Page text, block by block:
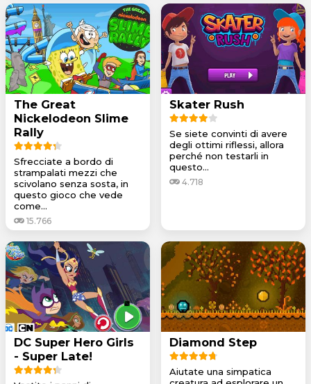
The Great
Nickelodeon Slime
Rally
Sfrecciate a bordo di
strampalati mezzi che
scivolano senza sosta, in
questo gioco che vede
come...
15.766
Skater Rush
Se siete convinti di avere
degli ottimi riflessi, allora
perché non testarli in
questo...
4.718
DC Super Hero Girls
- Super Late!
Diamond Step
Aiutate una simpatica